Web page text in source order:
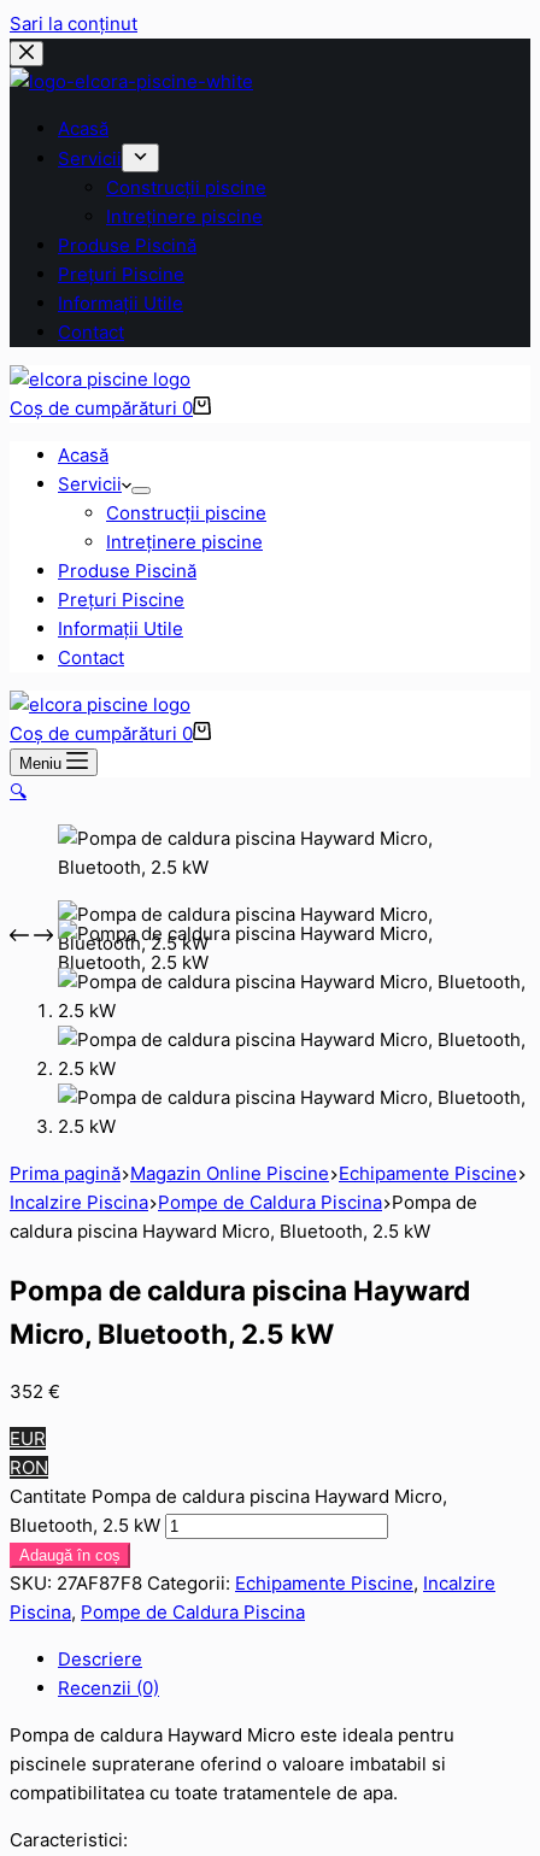
Sari la conținut
Acasă
Servicii
Construcții piscine
Intreținere piscine
Produse Piscină
Prețuri Piscine
Informații Utile
Contact
Coș de cumpărături 0
Acasă
Servicii
Construcții piscine
Intreținere piscine
Produse Piscină
Prețuri Piscine
Informații Utile
Contact
Coș de cumpărături 0
Meniu
🔍
Prima pagină Magazin Online Piscine Echipamente Piscine
Incalzire Piscina Pompe de Caldura Piscina Pompa de
caldura piscina Hayward Micro, Bluetooth, 2.5 kW
Pompa de caldura piscina Hayward
Micro, Bluetooth, 2.5 kW
352 €
EUR
RON
Cantitate Pompa de caldura piscina Hayward Micro,
Bluetooth, 2.5 kW
Adaugă în coș
SKU: 27AF87F8 Categorii: Echipamente Piscine, Incalzire
Piscina, Pompe de Caldura Piscina
Descriere
Recenzii (0)
Pompa de caldura Hayward Micro este ideala pentru
piscinele supraterane oferind o valoare imbatabil si
compatibilitatea cu toate tratamentele de apa.
Caracteristici: